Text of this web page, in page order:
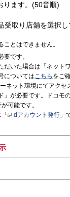
ります。(50音順)
取り店舗を選択し
とはできません。
です。
だいた場合は「ネット
についてはこちら をご
ネット環境にてアクセ
」が必要です。ドコモ
可能です。
dアカウント発行 」